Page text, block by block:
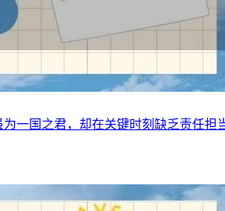
一国之君，却在关键时刻缺乏责任